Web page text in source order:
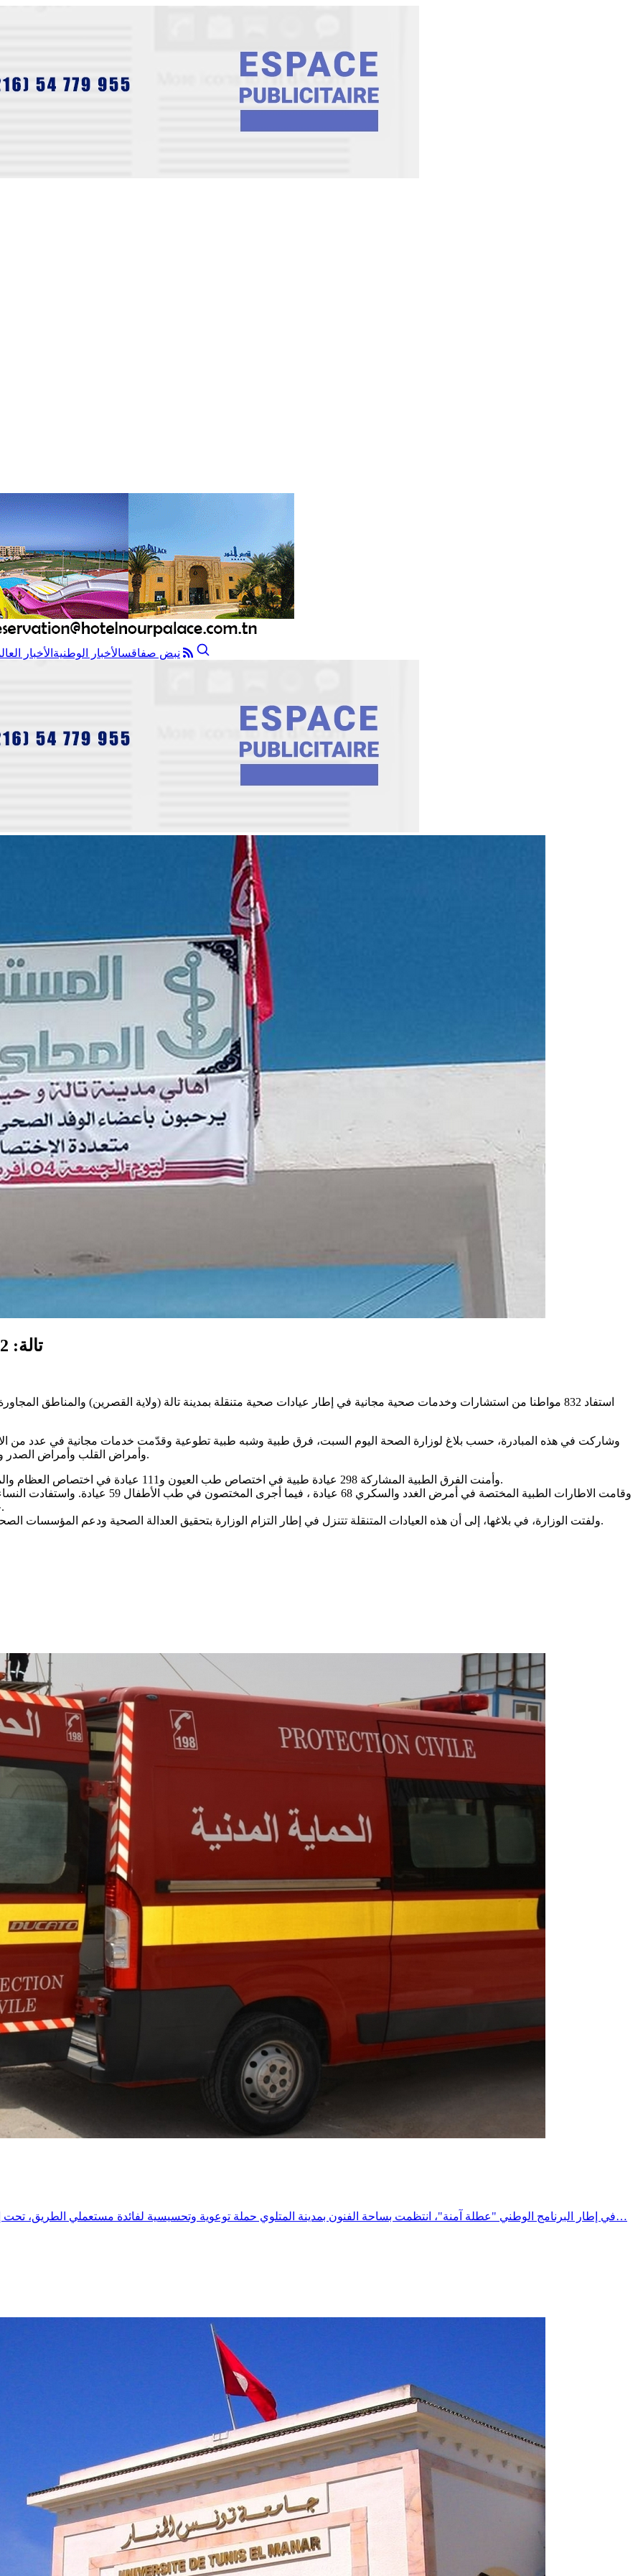
نبض صفاقسالأخبار الوطنية الأخبار
تالة: 832 مواطناً يستفيدون من خدمات صحية متنقلة
استفاد 832 مواطنا من استشارات وخدمات صحية مجانية في إطار عيادات صحية متنقلة بمدينة تالة (ولاية القصرين) والمناطق
وشاركت في هذه المبادرة، حسب بلاغ لوزارة الصحة اليوم السبت، فرق طبية وشبه طبية تطوعية وقدّمت خدمات مجانية في عدد من
وأمراض القلب وأمراض الصدر والغدد والسكري وطب النساء والتوليد وطب الأطفال والتصوير الطبي.
وأمنت الفرق الطبية المشاركة 298 عيادة طبية في اختصاص طب العيون و111 عيادة في اختصاص العظام والمفاصل و 89 فحصا في أمراض القلب و82 عيادة في الأمراض الصدرية.
خدمات التصوير الطبي. كما تم توزيع الأدوية مجاناً للحالات الاستعجالية.
ولفتت الوزارة، في بلاغها، إلى أن هذه العيادات المتنقلة تتنزل في إطار التزام الوزارة بتحقيق العدالة الصحية ودعم المؤسسات الصحية في الجهات عبر مبادرات ميدانية شاملة ومتواصلة علي مدار السنة.
في إطار البرنامج الوطني "عطلة آمنة"، انتظمت بساحة الفنون بمدينة المتلوي حملة توعوية وتحسيسية لفائدة مستعملي الطريق، تحت إشراف السيد معتمد المتلوي، وبمشاركة مختلف الهياكل المتدخلة في…